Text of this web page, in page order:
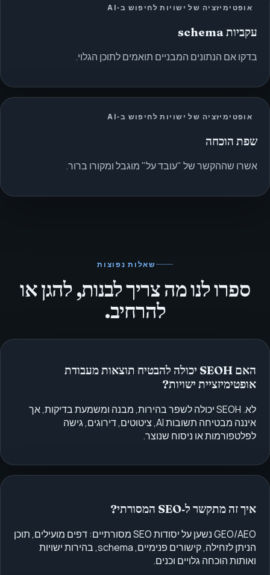
אופטימיזציה של ישויות לחיפוש ב‑AI
עקביות schema
בדקו אם הנתונים המבניים תואמים לתוכן הגלוי.
אופטימיזציה של ישויות לחיפוש ב‑AI
שפת הוכחה
אשרו שההקשר של "עובד על" מוגבל ומקורו ברור.
שאלות נפוצות
ספרו לנו מה צריך לבנות, להגן או
להרחיב.
האם SEOH יכולה להבטיח תוצאות מעבודת
אופטימיזציית ישויות?
לא. SEOH יכולה לשפר בהירות, מבנה ומשמעת בדיקות, אך
איננה מבטיחה תשובות AI, ציטוטים, דירוגים, גישה
לפלטפורמות או ניסוח שנוצר.
איך זה מתקשר ל‑SEO המסורתי?
GEO/AEO נשען על יסודות SEO מסורתיים: דפים מועילים, תוכן
הניתן לזחילה, קישורים פנימיים, schema, בהירות ישויות
ואותות הוכחה גלויים וכנים.